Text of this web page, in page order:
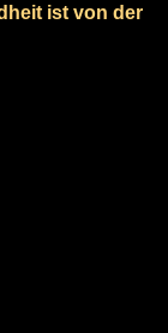
ist von der